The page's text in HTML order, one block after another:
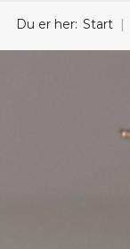
Du er her: Start